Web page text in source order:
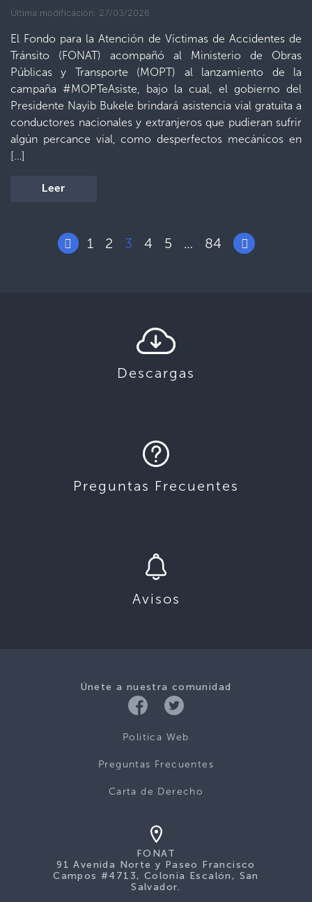
Última modificación: 27/03/2026
El Fondo para la Atención de Víctimas de Accidentes de
Tránsito (FONAT) acompañó al Ministerio de Obras
Públicas y Transporte (MOPT) al lanzamiento de la
campaña #MOPTeAsiste, bajo la cual, el gobierno del
Presidente Nayib Bukele brindará asistencia vial gratuita a
conductores nacionales y extranjeros que pudieran sufrir
algún percance vial, como desperfectos mecánicos en
[…]
Leer
1 2 3 4 5 … 84
Descargas
Preguntas Frecuentes
Avisos
Únete a nuestra comunidad
Politica Web
Preguntas Frecuentes
Carta de Derecho
FONAT
91 Avenida Norte y Paseo Francisco
Campos #4713, Colonia Escalón, San
Salvador.